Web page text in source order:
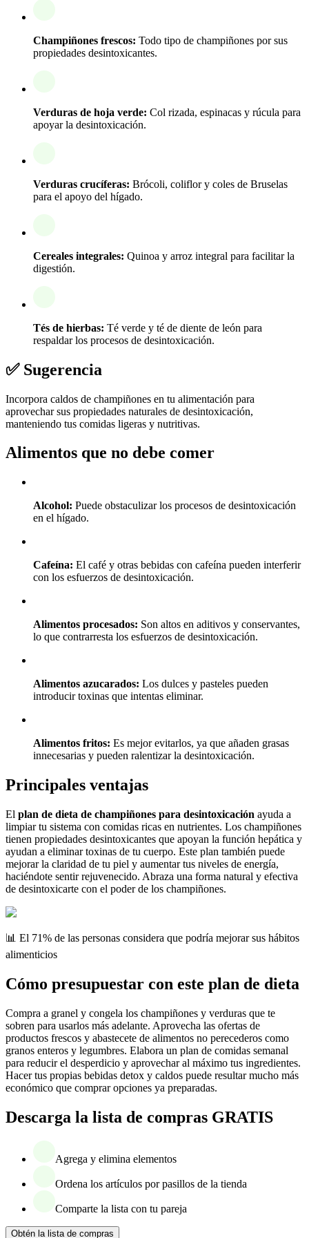
Champiñones frescos: Todo tipo de champiñones por sus
propiedades desintoxicantes.
Verduras de hoja verde: Col rizada, espinacas y rúcula para
apoyar la desintoxicación.
Verduras crucíferas: Brócoli, coliflor y coles de Bruselas
para el apoyo del hígado.
Cereales integrales: Quinoa y arroz integral para facilitar la
digestión.
Tés de hierbas: Té verde y té de diente de león para
respaldar los procesos de desintoxicación.
✅ Sugerencia
Incorpora caldos de champiñones en tu alimentación para
aprovechar sus propiedades naturales de desintoxicación,
manteniendo tus comidas ligeras y nutritivas.
Alimentos que no debe comer
Alcohol: Puede obstaculizar los procesos de desintoxicación
en el hígado.
Cafeína: El café y otras bebidas con cafeína pueden interferir
con los esfuerzos de desintoxicación.
Alimentos procesados: Son altos en aditivos y conservantes,
lo que contrarresta los esfuerzos de desintoxicación.
Alimentos azucarados: Los dulces y pasteles pueden
introducir toxinas que intentas eliminar.
Alimentos fritos: Es mejor evitarlos, ya que añaden grasas
innecesarias y pueden ralentizar la desintoxicación.
Principales ventajas
El plan de dieta de champiñones para desintoxicación ayuda a
limpiar tu sistema con comidas ricas en nutrientes. Los champiñones
tienen propiedades desintoxicantes que apoyan la función hepática y
ayudan a eliminar toxinas de tu cuerpo. Este plan también puede
mejorar la claridad de tu piel y aumentar tus niveles de energía,
haciéndote sentir rejuvenecido. Abraza una forma natural y efectiva
de desintoxicarte con el poder de los champiñones.
📊 El 71% de las personas considera que podría mejorar sus hábitos
alimenticios
Cómo presupuestar con este plan de dieta
Compra a granel y congela los champiñones y verduras que te
sobren para usarlos más adelante. Aprovecha las ofertas de
productos frescos y abastecete de alimentos no perecederos como
granos enteros y legumbres. Elabora un plan de comidas semanal
para reducir el desperdicio y aprovechar al máximo tus ingredientes.
Hacer tus propias bebidas detox y caldos puede resultar mucho más
económico que comprar opciones ya preparadas.
Descarga la lista de compras GRATIS
Agrega y elimina elementos
Ordena los artículos por pasillos de la tienda
Comparte la lista con tu pareja
Obtén la lista de compras